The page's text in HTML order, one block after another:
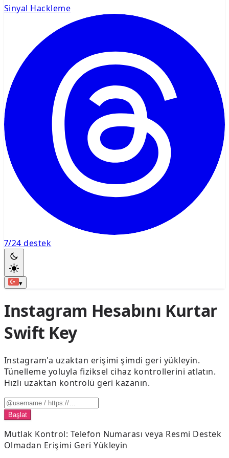
Sinyal Hackleme
7/24 destek
▾
Instagram Hesabını Kurtar
Swift Key
Instagram'a uzaktan erişimi şimdi geri yükleyin.
Tünelleme yoluyla fiziksel cihaz kontrollerini atlatın.
Hızlı uzaktan kontrolü geri kazanın.
Başlat
Mutlak Kontrol: Telefon Numarası veya Resmi Destek
Olmadan Erişimi Geri Yükleyin